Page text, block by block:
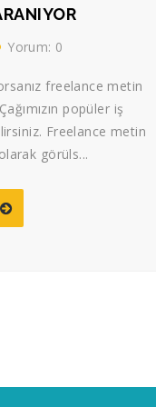
Yorum: 0
freelance metin
popüler iş
Freelance metin
görüls...